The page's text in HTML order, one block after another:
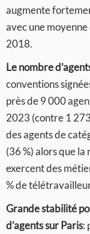
augmente
avec une
2018.
Le nombre
conventions
près de 9 000
2023 (contre 1
des agents de
(36 %) alors que
exercent des
% de
Grande stabilité
d’agents sur Paris: